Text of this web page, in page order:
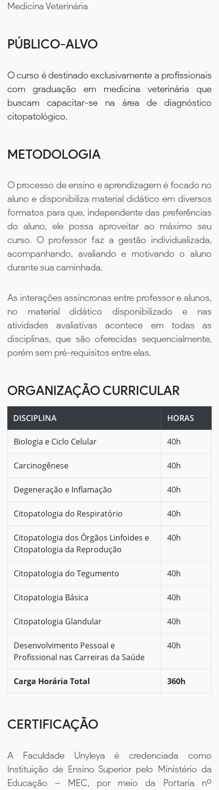
Medicina Veterinária
PÚBLICO-ALVO
O curso é destinado exclusivamente a profissionais
com graduação em medicina veterinária que
buscam capacitar-se na área de diagnóstico
citopatológico.
METODOLOGIA
O processo de ensino e aprendizagem é focado no
aluno e disponibiliza material didático em diversos
formatos para que, independente das preferências
do aluno, ele possa aproveitar ao máximo seu
curso. O professor faz a gestão individualizada,
acompanhando, avaliando e motivando o aluno
durante sua caminhada.
As interações assíncronas entre professor e alunos,
no material didático disponibilizado e nas
atividades avaliativas acontece em todas as
disciplinas, que são oferecidas sequencialmente,
porém sem pré-requisitos entre elas.
ORGANIZAÇÃO CURRICULAR
DISCIPLINA HORAS
Biologia e Ciclo Celular 40h
Carcinogênese 40h
Degeneração e Inflamação 40h
Citopatologia do Respiratório 40h
Citopatologia dos Órgãos Linfoides e
Citopatologia da Reprodução
40h
Citopatologia do Tegumento 40h
Citopatologia Básica 40h
Citopatologia Glandular 40h
Desenvolvimento Pessoal e
Profissional nas Carreiras da Saúde
40h
Carga Horária Total 360h
CERTIFICAÇÃO
A Faculdade Unyleya é credenciada como
Instituição de Ensino Superior pelo Ministério da
Educação – MEC, por meio da Portaria nº